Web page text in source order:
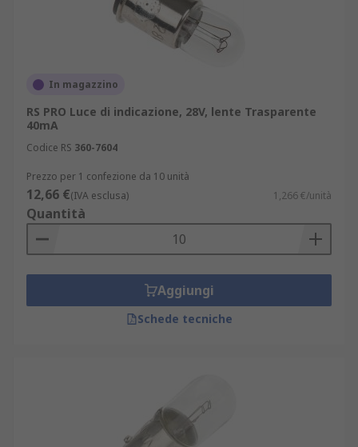
In magazzino
RS PRO Luce di indicazione, 28V, lente Trasparente
40mA
Codice RS 360-7604
Prezzo per 1 confezione da 10 unità
12,66 €(IVA esclusa) 1,266 €/unità
Quantità
Aggiungi
Schede tecniche